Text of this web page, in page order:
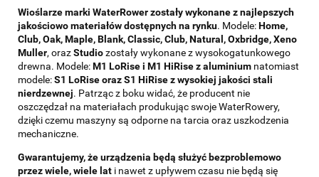
Wioślarze marki WaterRower zostały wykonane z najlepszych
jakościowo materiałów dostępnych na rynku. Modele:Home,
Club, Oak, Maple, Blank, Classic, Club, Natural, Oxbridge, Xeno
Muller, orazStudiozostały wykonane z wysokogatunkowego
drewna. Modele:M1 LoRise i M1 HiRise z aluminium natomiast
modele:S1 LoRise oraz S1 HiRise z wysokiej jakości stali
nierdzewnej. Patrząc z boku widać, że producent nie
oszczędzał na materiałach produkując swoje WaterRowery,
dzięki czemu maszyny są odporne na tarcia oraz uszkodzenia
mechaniczne.
Gwarantujemy, że urządzenia będą służyć bezproblemowo
przez wiele, wiele lat i nawet z upływem czasu nie będą się